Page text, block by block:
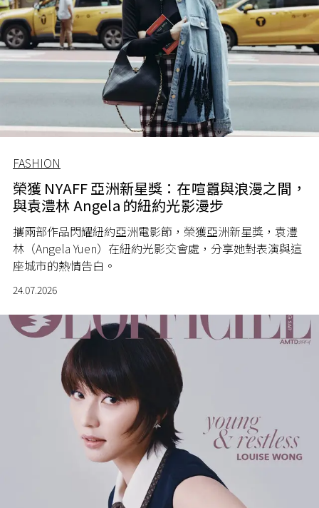
FASHION
榮獲 NYAFF 亞洲新星獎：在喧囂與浪漫之間，
與袁澧林 Angela 的紐約光影漫步
攜兩部作品閃耀紐約亞洲電影節，榮獲亞洲新星獎，袁澧
林（Angela Yuen）在紐約光影交會處，分享她對表演與這
座城市的熱情告白。
24.07.2026